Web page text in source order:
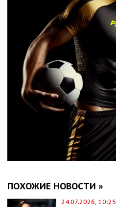
ПОХОЖИЕ НОВОСТИ »
24.07.2026, 10:25